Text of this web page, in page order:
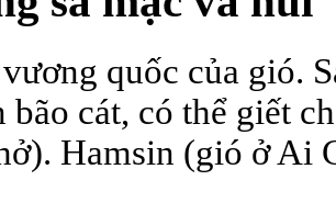
quốc của gió.
bão cát, có thể giết
Hamsin (gió ở Ai